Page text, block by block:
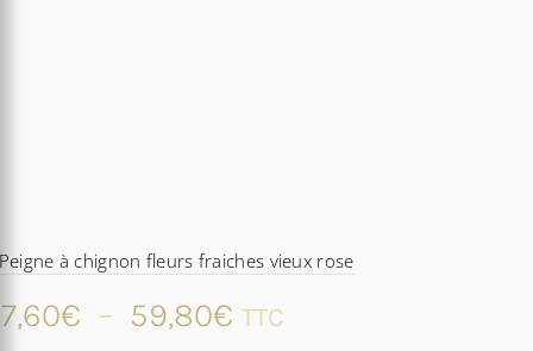
à chignon fleurs fraiches vieux rose
€ – 59,80€ Plage
TTC